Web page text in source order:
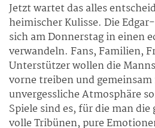
Jetzt wartet das alles
heimischer Kulisse. Die
sich am Donnerstag in einen
verwandeln. Fans, Familien,
Unterstützer wollen die
vorne treiben und
unvergessliche Atmosphäre
Spiele sind es, für die man
volle Tribünen, pure